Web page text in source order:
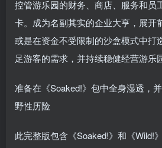
控管游乐园的财务、商店、服务和员
卡。成为名副其实的企业大亨，展开
或是在资金不受限制的沙盒模式中打
足游客的需求，并持续稳健经营游乐
准备在《Soaked!》包中全身湿透，
野性历险
此完整版包含《Soaked!》和《Wild!